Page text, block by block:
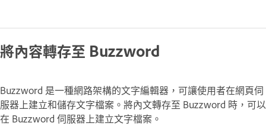
將內容轉存至 Buzzword
Buzzword 是一種網路架構的文字編輯器，可讓使用者在網頁伺
服器上建立和儲存文字檔案。將內文轉存至 Buzzword 時，可以
在 Buzzword 伺服器上建立文字檔案。